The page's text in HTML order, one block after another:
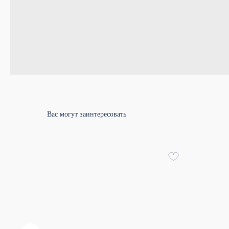
Вас могут заинтересовать